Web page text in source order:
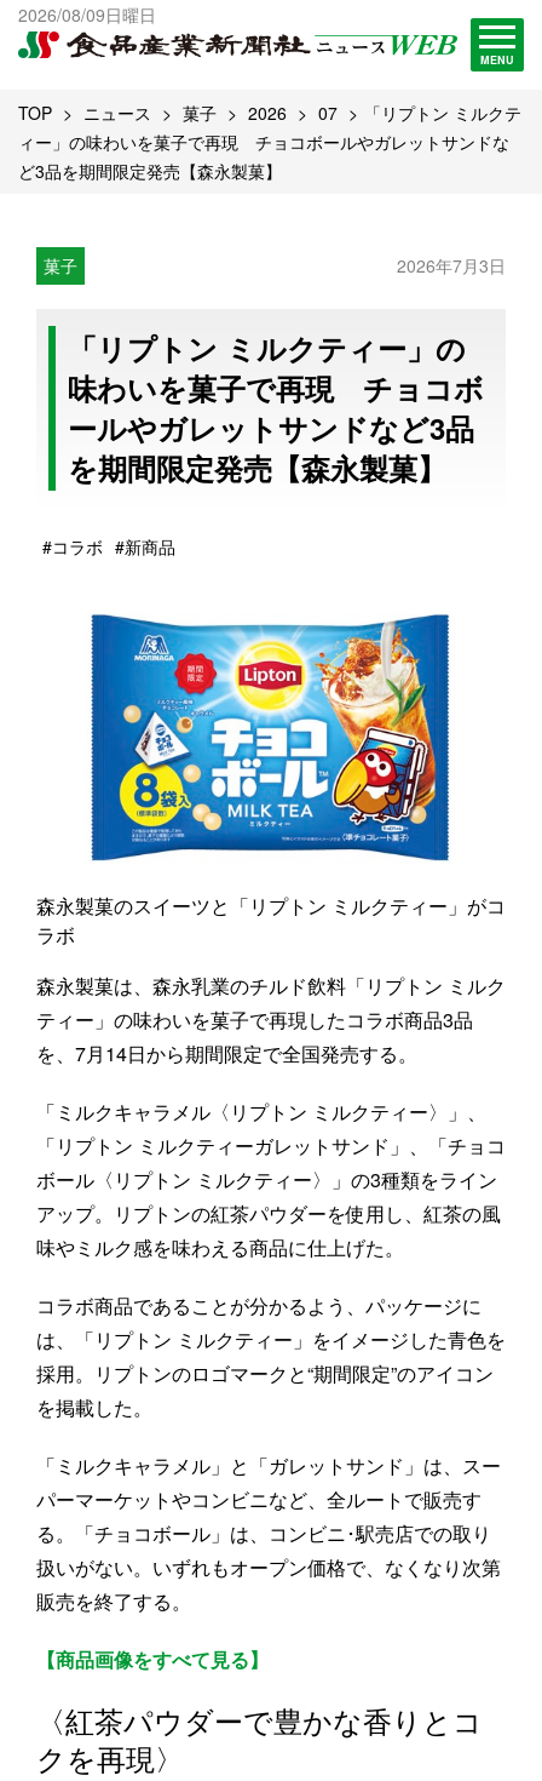
2026/08/09日曜日
MENU
出版物一覧へ
試読・購読申し込み
TOP ニュース 菓子 2026 07
「リプトン ミルクテ
ィー」の味わいを菓子で再現 チョコボールやガレットサンドな
ど3品を期間限定発売【森永製菓】
菓子 2026年7月3日
「リプトン ミルクティー」の
味わいを菓子で再現 チョコボ
ールやガレットサンドなど3品
を期間限定発売【森永製菓】
#コラボ #新商品
森永製菓のスイーツと「リプトン ミルクティー」がコ
ラボ
森永製菓は、森永乳業のチルド飲料「リプトン ミルク
ティー」の味わいを菓子で再現したコラボ商品3品
を、7月14日から期間限定で全国発売する。
「ミルクキャラメル〈リプトン ミルクティー〉」、
「リプトン ミルクティーガレットサンド」、「チョコ
ボール〈リプトン ミルクティー〉」の3種類をライン
アップ。リプトンの紅茶パウダーを使用し、紅茶の風
味やミルク感を味わえる商品に仕上げた。
コラボ商品であることが分かるよう、パッケージに
は、「リプトン ミルクティー」をイメージした青色を
採用。リプトンのロゴマークと“期間限定”のアイコン
を掲載した。
「ミルクキャラメル」と「ガレットサンド」は、スー
パーマーケットやコンビニなど、全ルートで販売す
る。「チョコボール」は、コンビニ･駅売店での取り
扱いがない。いずれもオープン価格で、なくなり次第
販売を終了する。
【商品画像をすべて見る】
〈紅茶パウダーで豊かな香りとコ
クを再現〉